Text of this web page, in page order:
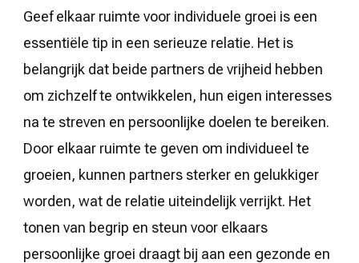
Geef elkaar ruimte voor individuele groei is een
essentiële tip in een serieuze relatie. Het is
belangrijk dat beide partners de vrijheid hebben
om zichzelf te ontwikkelen, hun eigen interesses
na te streven en persoonlijke doelen te bereiken.
Door elkaar ruimte te geven om individueel te
groeien, kunnen partners sterker en gelukkiger
worden, wat de relatie uiteindelijk verrijkt. Het
tonen van begrip en steun voor elkaars
persoonlijke groei draagt bij aan een gezonde en